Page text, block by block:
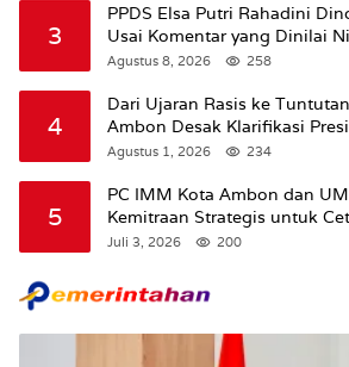
3
PPDS Elsa Putri Rahadini
Usai Komentar yang Dinilai
BPJS
Agustus 8, 2026 258
4
Dari Ujaran Rasis ke
Ambon Desak Klarifikasi
Tunda Pengibaran Bendera
Agustus 1, 2026 234
5
PC IMM Kota Ambon dan
Kemitraan Strategis untuk
Bangsa “Membangun
Juli 3, 2026 200